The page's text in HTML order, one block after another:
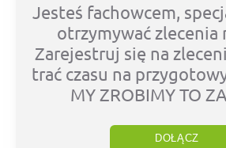
Jesteś fachowcem,
otrzymywać zlecenia
Zarejestruj się na
trać czasu na
MY ZROBIMY TO
DOŁĄCZ